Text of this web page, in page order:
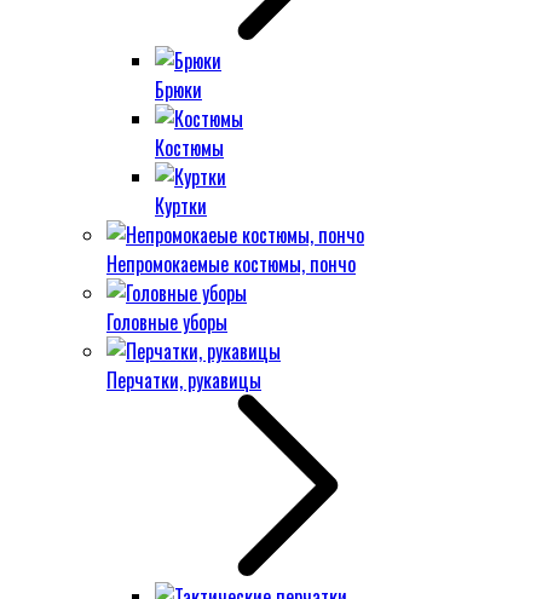
Брюки
Костюмы
Куртки
Непромокаемые костюмы, пончо
Головные уборы
Перчатки, рукавицы